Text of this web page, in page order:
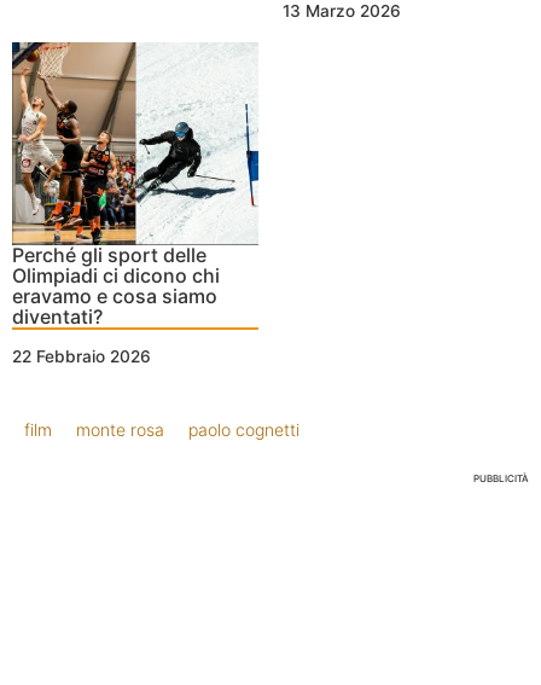
13 Marzo 2026
Perché gli sport delle
Olimpiadi ci dicono chi
eravamo e cosa siamo
diventati?
22 Febbraio 2026
film monte rosa paolo cognetti
PUBBLICITÀ